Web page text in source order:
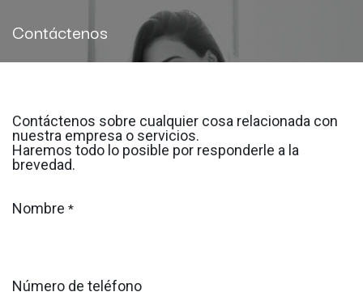
Contáctenos
Contáctenos sobre cualquier cosa relacionada con
nuestra empresa o servicios.
Haremos todo lo posible por responderle a la
brevedad.
Nombre *
Número de teléfono